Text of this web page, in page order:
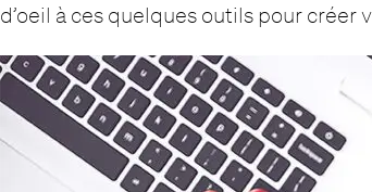
d’oeil à ces quelques outils pour créer